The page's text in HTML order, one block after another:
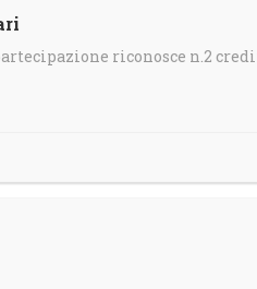
riconosce n.2